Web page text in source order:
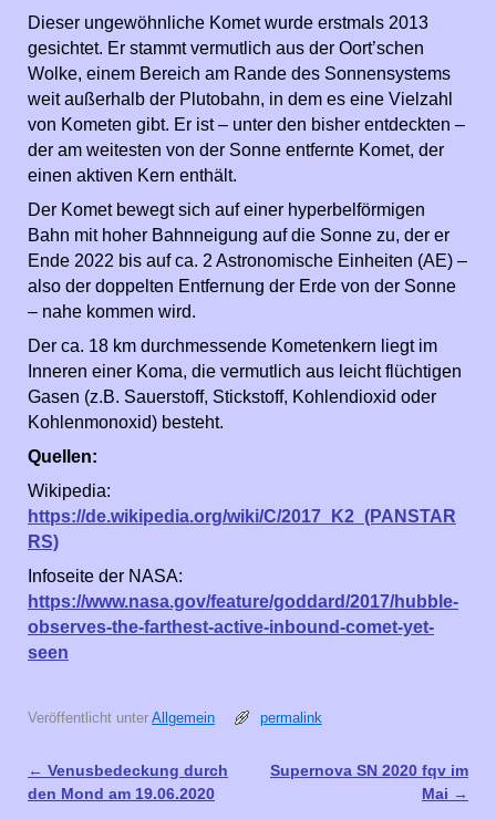
Dieser ungewöhnliche Komet wurde erstmals 2013
gesichtet. Er stammt vermutlich aus der Oort’schen
Wolke, einem Bereich am Rande des Sonnensystems
weit außerhalb der Plutobahn, in dem es eine Vielzahl
von Kometen gibt. Er ist – unter den bisher entdeckten –
der am weitesten von der Sonne entfernte Komet, der
einen aktiven Kern enthält.
Der Komet bewegt sich auf einer hyperbelförmigen
Bahn mit hoher Bahnneigung auf die Sonne zu, der er
Ende 2022 bis auf ca. 2 Astronomische Einheiten (AE) –
also der doppelten Entfernung der Erde von der Sonne
– nahe kommen wird.
Der ca. 18 km durchmessende Kometenkern liegt im
Inneren einer Koma, die vermutlich aus leicht flüchtigen
Gasen (z.B. Sauerstoff, Stickstoff, Kohlendioxid oder
Kohlenmonoxid) besteht.
Quellen:
Wikipedia:
https://de.wikipedia.org/wiki/C/2017_K2_(PANSTAR
RS)
Infoseite der NASA:
https://www.nasa.gov/feature/goddard/2017/hubble-
observes-the-farthest-active-inbound-comet-yet-
seen
Veröffentlicht unter Allgemein permalink
Artikelnavigation
← Venusbedeckung durch
den Mond am 19.06.2020
Supernova SN 2020 fqv im
Mai →